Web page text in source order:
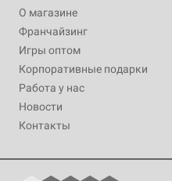
О магазине
Франчайзинг
Игры оптом
Корпоративные подарки
Работа у нас
Новости
Контакты